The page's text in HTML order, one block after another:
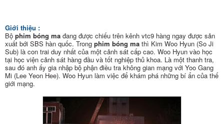
Giới thiệu :
Bộ phim bóng ma đang được chiếu trên kênh vtc9 hàng ngay được sản
xuất bới SBS hàn quốc. Trong phim bóng ma thì Kim Woo Hyun (So Ji
Sub) là con trai duy nhất của một cảnh sát cấp cao. Woo Hyun vào học
tại học viện cảnh sát hàng đầu và tốt nghiệp thủ khoa. Là một thanh tra,
sau đó anh ấy gia nhập bộ phận điều tra không gian mạng với Yoo Gang
Mi (Lee Yeon Hee). Woo Hyun làm việc để khám phá những bí ẩn của thế
giới mạng.